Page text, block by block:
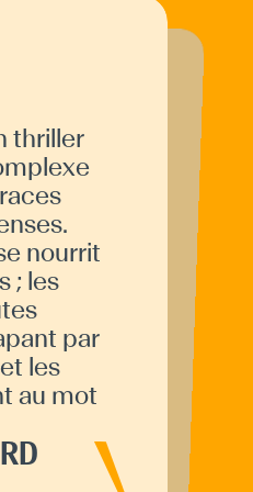
thriller
nourrit
; les
par
les
au mot
main
de
on les
pour
:
histoires
retrouvée
qui
de leurs